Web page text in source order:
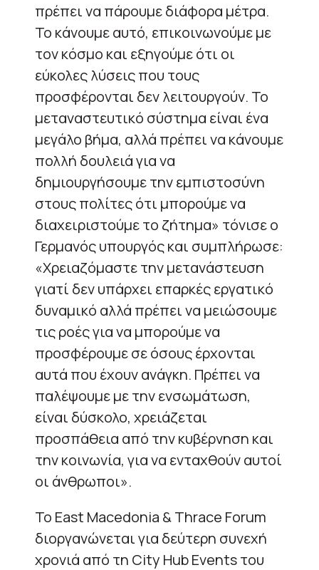
πρέπει να πάρουμε διάφορα μέτρα.
Το κάνουμε αυτό, επικοινωνούμε με
τον κόσμο και εξηγούμε ότι οι
εύκολες λύσεις που τους
προσφέρονται δεν λειτουργούν. Το
μεταναστευτικό σύστημα είναι ένα
μεγάλο βήμα, αλλά πρέπει να κάνουμε
πολλή δουλειά για να
δημιουργήσουμε την εμπιστοσύνη
στους πολίτες ότι μπορούμε να
διαχειριστούμε το ζήτημα» τόνισε ο
Γερμανός υπουργός και συμπλήρωσε:
«Χρειαζόμαστε την μετανάστευση
γιατί δεν υπάρχει επαρκές εργατικό
δυναμικό αλλά πρέπει να μειώσουμε
τις ροές για να μπορούμε να
προσφέρουμε σε όσους έρχονται
αυτά που έχουν ανάγκη. Πρέπει να
παλέψουμε με την ενσωμάτωση,
είναι δύσκολο, χρειάζεται
προσπάθεια από την κυβέρνηση και
την κοινωνία, για να ενταχθούν αυτοί
οι άνθρωποι».
Το East Macedonia & Thrace Forum
διοργανώνεται για δεύτερη συνεχή
χρονιά από τη City Hub Events του